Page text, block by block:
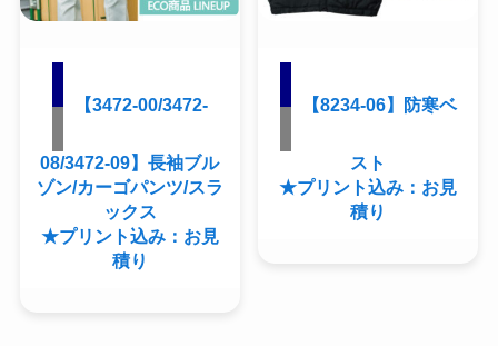
【3472-00/3472-
08/3472-09】長袖ブル
ゾン/カーゴパンツ/スラ
ックス
★プリント込み：お見
積り
【8234-06】防寒ベ
スト
★プリント込み：お見
積り